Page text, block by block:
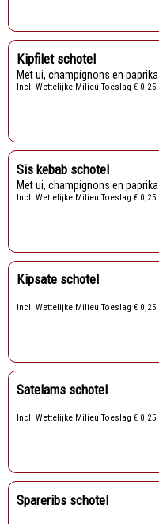
Kipfilet schotel
Met ui, champignons en paprika
Incl. Wettelijke Milieu Toeslag € 0,25
Sis kebab schotel
Met ui, champignons en paprika
Incl. Wettelijke Milieu Toeslag € 0,25
Kipsate schotel
Incl. Wettelijke Milieu Toeslag € 0,25
Satelams schotel
Incl. Wettelijke Milieu Toeslag € 0,25
Spareribs schotel